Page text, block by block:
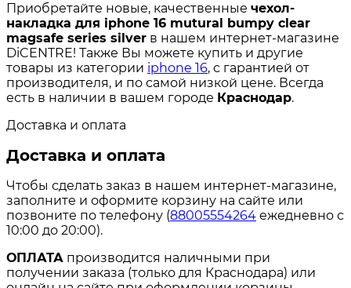
Приобретайте новые, качественные чехол-
накладка для iphone 16 mutural bumpy clear
magsafe series silver в нашем интернет-магазине
DiCENTRE! Также Вы можете купить и другие
товары из категории iphone 16, с гарантией от
производителя, и по самой низкой цене. Всегда
есть в наличии в вашем городе Краснодар.
Доставка и оплата
Доставка и оплата
Чтобы сделать заказ в нашем интернет-магазине,
заполните и оформите корзину на сайте или
позвоните по телефону (88005554264 ежедневно с
10:00 до 20:00).
ОПЛАТА производится наличными при
получении заказа (только для Краснодара) или